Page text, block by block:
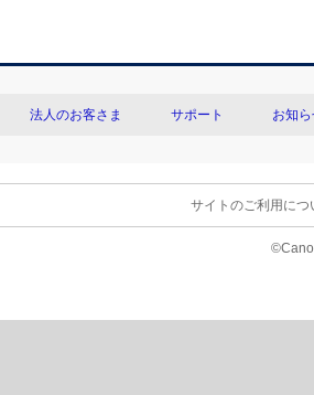
法人のお客さま サポート お知
サイトのご利用につ